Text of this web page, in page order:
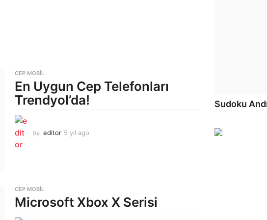
CEP MOBIL
En Uygun Cep Telefonları
Trendyol’da!
by editor 5 yıl ago
CEP MOBIL
Microsoft Xbox X Serisi
Sudoku